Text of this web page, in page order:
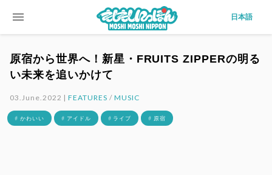
menu 日本語
原宿から世界へ！新星・FRUITS ZIPPERの明る
い未来を追いかけて
03.June.2022 |FEATURES / MUSIC
# かわいい # アイドル # ライブ # 原宿